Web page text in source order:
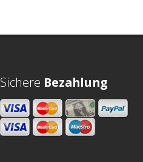
Sichere Bezahlung